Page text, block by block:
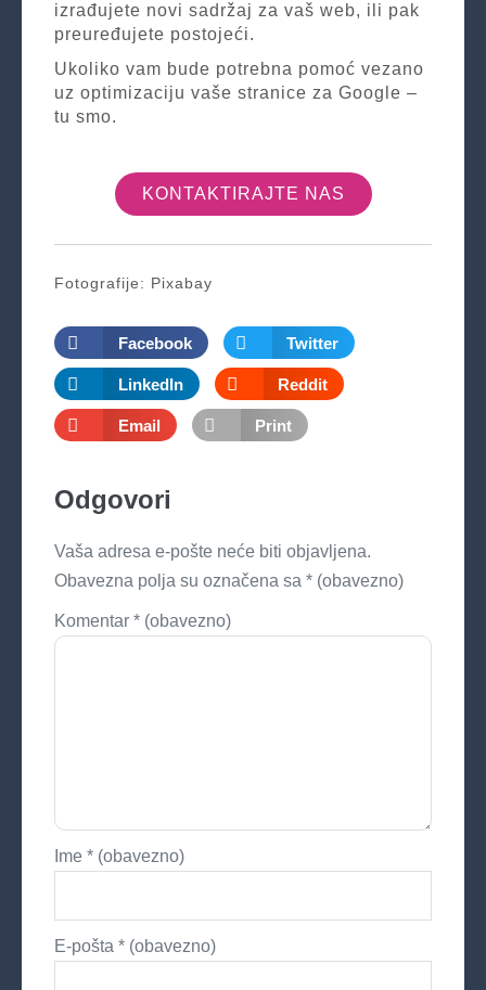
izrađujete novi sadržaj za vaš web, ili pak
preuređujete postojeći.
Ukoliko vam bude potrebna pomoć vezano
uz optimizaciju vaše stranice za Google –
tu smo.
KONTAKTIRAJTE NAS
Fotografije: Pixabay
Facebook Twitter
LinkedIn Reddit
Email Print
Odgovori
Vaša adresa e-pošte neće biti objavljena.
Obavezna polja su označena sa * (obavezno)
Komentar * (obavezno)
Ime * (obavezno)
E-pošta * (obavezno)